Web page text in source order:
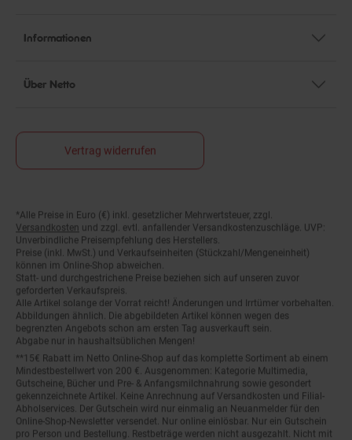
Informationen
Über Netto
Vertrag widerrufen
Fußnoten
*Alle Preise in Euro (€) inkl. gesetzlicher Mehrwertsteuer, zzgl.
Versandkosten
und zzgl. evtl. anfallender Versandkostenzuschläge. UVP:
Unverbindliche Preisempfehlung des Herstellers.
Preise (inkl. MwSt.) und Verkaufseinheiten (Stückzahl/Mengeneinheit)
können im Online-Shop abweichen.
Statt- und durchgestrichene Preise beziehen sich auf unseren zuvor
geforderten Verkaufspreis.
Alle Artikel solange der Vorrat reicht! Änderungen und Irrtümer vorbehalten.
Abbildungen ähnlich. Die abgebildeten Artikel können wegen des
begrenzten Angebots schon am ersten Tag ausverkauft sein.
Abgabe nur in haushaltsüblichen Mengen!
**15€ Rabatt im Netto Online-Shop auf das komplette Sortiment ab einem
Mindestbestellwert von 200 €. Ausgenommen: Kategorie Multimedia,
Gutscheine, Bücher und Pre- & Anfangsmilchnahrung sowie gesondert
gekennzeichnete Artikel. Keine Anrechnung auf Versandkosten und Filial-
Abholservices. Der Gutschein wird nur einmalig an Neuanmelder für den
Online-Shop-Newsletter versendet. Nur online einlösbar. Nur ein Gutschein
pro Person und Bestellung. Restbeträge werden nicht ausgezahlt. Nicht mit